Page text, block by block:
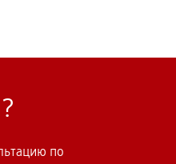
по